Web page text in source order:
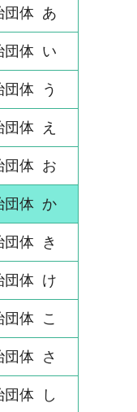
団体 あ
団体 い
団体 う
団体 え
団体 お
団体 か
団体 き
団体 け
団体 こ
団体 さ
団体 し